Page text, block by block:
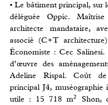
• Le bâtiment principal, sur
déléguée Oppic.
architecte mandataire,
associé (C+T
Économiste : Cec
d’œuvre des
Adeline Rispal. Coût
principal J4, muséographie
utile : 15 718 m2 Shon,